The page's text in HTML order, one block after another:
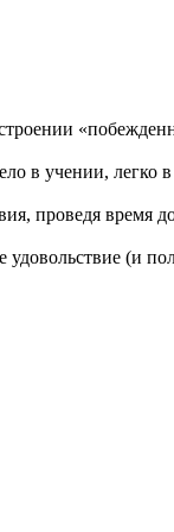
в учении, легко
проведя время
(и